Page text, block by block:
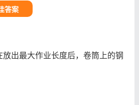
答案
出最大作业长度后，卷筒上的钢